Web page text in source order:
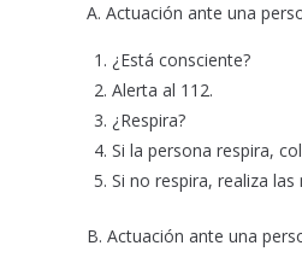
A. Actuación ante una
¿Está consciente?
Alerta al 112.
¿Respira?
Si la persona respira,
Si no respira, realiza
B. Actuación ante una